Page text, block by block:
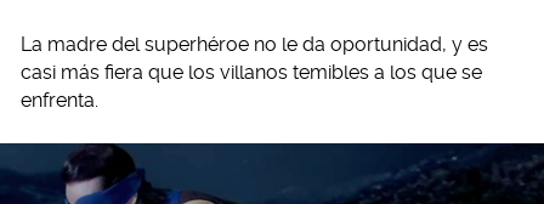
La madre del superhéroe no le da oportunidad, y es
casi más fiera que los villanos temibles a los que se
enfrenta.